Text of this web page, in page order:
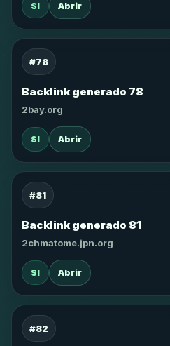
SI Abrir
#78
Backlink generado 78
2bay.org
SI Abrir
#81
Backlink generado 81
2chmatome.jpn.org
SI Abrir
#82